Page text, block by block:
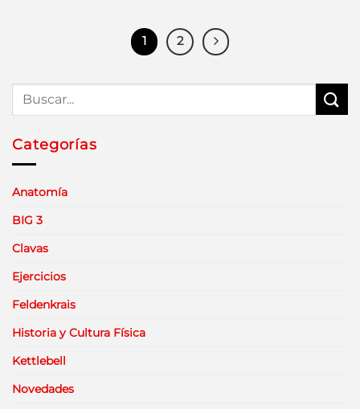
1 2
Categorías
Anatomía
BIG 3
Clavas
Ejercicios
Feldenkrais
Historia y Cultura Física
Kettlebell
Novedades